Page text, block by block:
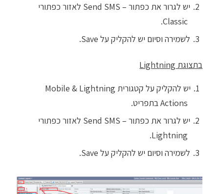
יש לגרור את כפתור – Send SMS לאזור כפתורי
Classic.
לשמירה וסיום יש להקליק על Save.
בתצוגת Lightning
יש להקליק על קטגורית Mobile & Lightning
Actions בתפריט.
יש לגרור את כפתור – Send SMS לאזור כפתורי
Lightning.
לשמירה וסיום יש להקליק על Save.